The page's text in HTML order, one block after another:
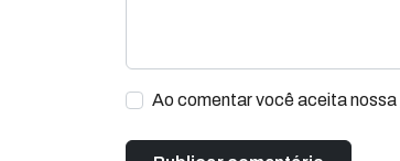
Ao comentar você aceita nossa